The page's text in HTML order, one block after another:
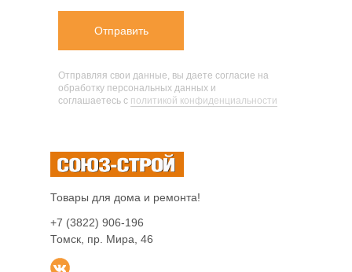
Отправить
Отправляя свои данные, вы даете согласие на
обработку персональных данных и
соглашаетесь c политикой конфиденциальности
Товары для дома и ремонта!
+7 (3822) 906-196
Томск, пр. Мира, 46